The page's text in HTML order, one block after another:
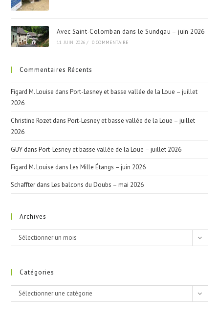
Avec Saint-Colomban dans le Sundgau – juin 2026
11 JUIN 2026 / 0 COMMENTAIRE
Commentaires Récents
Figard M. Louise dansPort-Lesney et basse vallée de la Loue – juillet
2026
Christine Rozet dansPort-Lesney et basse vallée de la Loue – juillet
2026
GUY dansPort-Lesney et basse vallée de la Loue – juillet 2026
Figard M. Louise dansLes Mille Étangs – juin 2026
Schaffter dansLes balcons du Doubs – mai 2026
Archives
Archives
Sélectionner un mois
Catégories
Catégories
Sélectionner une catégorie